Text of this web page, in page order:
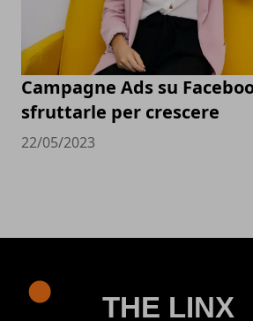
Campagne Ads su
sfruttarle per crescere
22/05/2023